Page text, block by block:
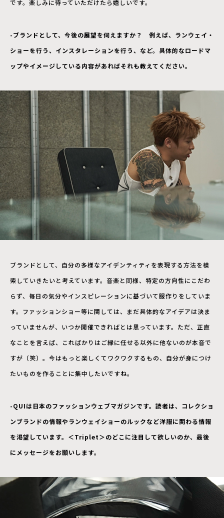
です。楽しみに待っていただけたら嬉しいです。
-ブランドとして、今後の展望を伺えますか？ 例えば、ランウェイ・
ショーを行う、インスタレーションを行う、など。具体的なロードマ
ップやイメージしている内容があればそれも教えてください。
ブランドとして、自分の多様なアイデンティティを表現する方法を模
索していきたいと考えています。音楽と同様、特定の方向性にこだわ
らず、毎日の気分やインスピレーションに基づいて服作りをしていま
す。ファッションショー等に関しては、まだ具体的なアイデアは決ま
っていませんが、いつか開催できればとは思っています。ただ、正直
なことを言えば、こればかりはご縁に任せる以外に他ないのが本音で
すが（笑）。今はもっと楽しくてワクワクするもの、自分が身につけ
たいものを作ることに集中したいですね。
-QUIは日本のファッションウェブマガジンです。読者は、コレクショ
ンブランドの情報やランウェイショーのルックなど洋服に関わる情報
を渇望しています。＜Triplet＞のどこに注目して欲しいのか、最後
にメッセージをお願いします。